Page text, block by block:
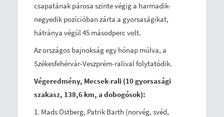
csapatának párosa szinte végig a harmadik-
negyedik pozícióban zárta a gyorsaságikat,
hátránya végül 45 másodperc volt.
Az országos bajnokság egy hónap múlva, a
Székesfehérvár-Veszprém-ralival folytatódik.
Végeredmény, Mecsek-rali (10 gyorsasági
szakasz, 138,6 km, a dobogósok):
1. Mads Östberg, Patrik Barth (norvég, svéd,